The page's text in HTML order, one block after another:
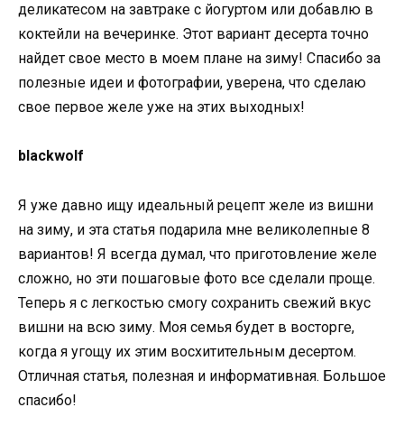
деликатесом на завтраке с йогуртом или добавлю в
коктейли на вечеринке. Этот вариант десерта точно
найдет свое место в моем плане на зиму! Спасибо за
полезные идеи и фотографии, уверена, что сделаю
свое первое желе уже на этих выходных!
blackwolf
Я уже давно ищу идеальный рецепт желе из вишни
на зиму, и эта статья подарила мне великолепные 8
вариантов! Я всегда думал, что приготовление желе
сложно, но эти пошаговые фото все сделали проще.
Теперь я с легкостью смогу сохранить свежий вкус
вишни на всю зиму. Моя семья будет в восторге,
когда я угощу их этим восхитительным десертом.
Отличная статья, полезная и информативная. Большое
спасибо!